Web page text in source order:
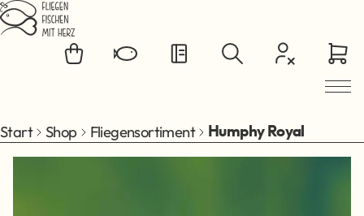
Zum Hauptinhalt springen
Start Shop Fliegensortiment Humphy Royal